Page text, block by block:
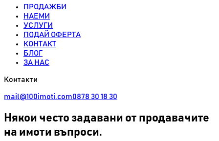
ПРОДАЖБИ
НАЕМИ
УСЛУГИ
ПОДАЙ ОФЕРТА
КОНТАКТ
БЛОГ
ЗА НАС
Контакти
mail@100imoti.com0878 30 18 30
Някои често задавани от продавачите
на имоти въпроси.